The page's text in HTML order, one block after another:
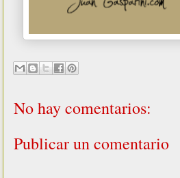
No hay comentarios:
Publicar un comentario